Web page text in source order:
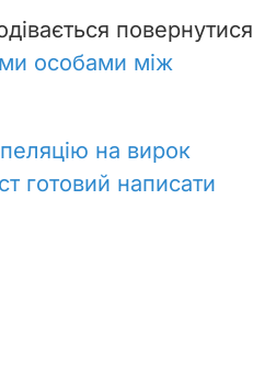
повернутися
особами між
на вирок
готовий написати